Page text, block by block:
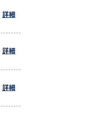
詳細
詳細
詳細